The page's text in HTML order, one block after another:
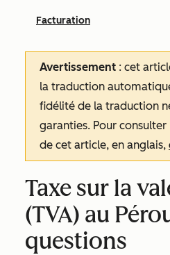
Facturation
Avertissement : cet
la traduction
fidélité de la traduction
garanties. Pour
de cet article, en anglais,
Taxe sur la
(TVA) au
questions